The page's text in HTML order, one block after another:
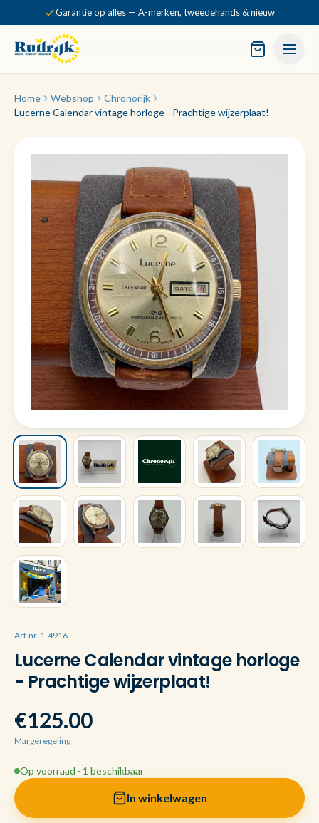
Garantie op alles — A-merken, tweedehands & nieuw
Home Webshop
Chronorijk
Lucerne Calendar vintage horloge - Prachtige wijzerplaat!
Art.nr. 1-4916
Lucerne Calendar vintage horloge
- Prachtige wijzerplaat!
€125.00
Margeregeling
Op voorraad · 1 beschikbaar
In winkelwagen